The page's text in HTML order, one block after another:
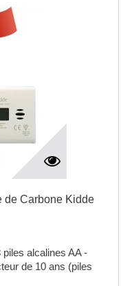
de Carbone Kidde
alcalines AA -
de 10 ans (piles